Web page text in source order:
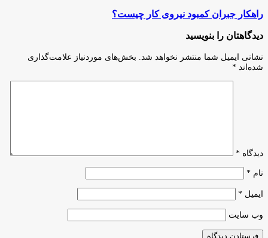
درصد
از
زندانیان
شاغل
از
طریق
کارآفرینان
راهکار
کمبود
کار
چیست؟
راهکار جبران کمبود نیروی کار چیست؟
دیدگاهتان را بنویسید
نشانی ایمیل شما منتشر نخواهد شد.
بخش‌های موردنیاز علامت‌گذاری
شده‌اند *
دیدگاه *
نام *
ایمیل *
وب‌ سایت